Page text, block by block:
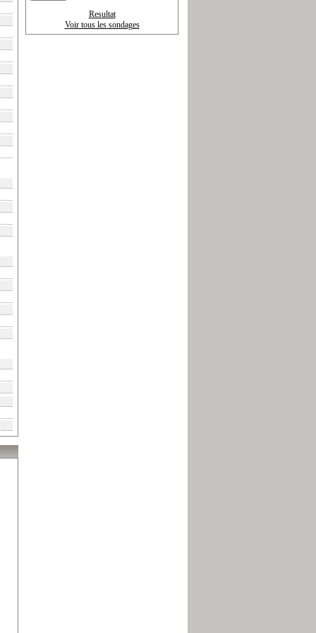
Resultat
Voir tous les sondages